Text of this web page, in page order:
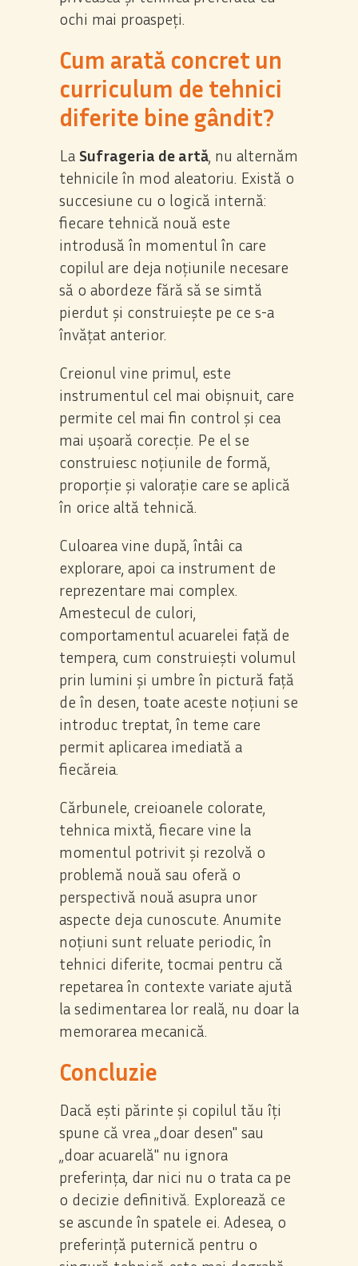
ochi mai proaspeți.
Cum arată concret un
curriculum de tehnici
diferite bine gândit?
La Sufrageria de artă , nu alternăm
tehnicile în mod aleatoriu. Există o
succesiune cu o logică internă:
fiecare tehnică nouă este
introdusă în momentul în care
copilul are deja noțiunile necesare
să o abordeze fără să se simtă
pierdut și construiește pe ce s-a
învățat anterior.
Creionul vine primul, este
instrumentul cel mai obișnuit, care
permite cel mai fin control și cea
mai ușoară corecție. Pe el se
construiesc noțiunile de formă,
proporție și valorație care se aplică
în orice altă tehnică.
Culoarea vine după, întâi ca
explorare, apoi ca instrument de
reprezentare mai complex.
Amestecul de culori,
comportamentul acuarelei față de
tempera, cum construiești volumul
prin lumini și umbre în pictură față
de în desen, toate aceste noțiuni se
introduc treptat, în teme care
permit aplicarea imediată a
fiecăreia.
Cărbunele, creioanele colorate,
tehnica mixtă, fiecare vine la
momentul potrivit și rezolvă o
problemă nouă sau oferă o
perspectivă nouă asupra unor
aspecte deja cunoscute. Anumite
noțiuni sunt reluate periodic, în
tehnici diferite, tocmai pentru că
repetarea în contexte variate ajută
la sedimentarea lor reală, nu doar la
memorarea mecanică.
Concluzie
Dacă ești părinte și copilul tău îți
spune că vrea „doar desen" sau
„doar acuarelă" nu ignora
preferința, dar nici nu o trata ca pe
o decizie definitivă. Explorează ce
se ascunde în spatele ei. Adesea, o
preferință puternică pentru o